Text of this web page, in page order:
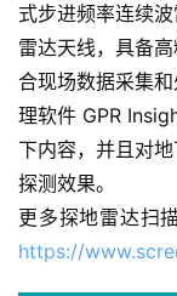
式步进频率连续
雷达天线，具备
合现场数据采集
理软件 GPR
下内容，并且对
探测效果。
更多探地雷达扫
https://